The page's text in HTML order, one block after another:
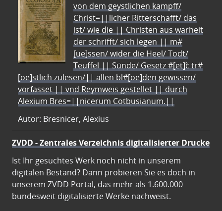
von dem geystlichen kampff/
Christ=||licher Ritterschafft/ das
ist/ wie die || Christen aus warheit
der schrifft/ sich legen || m#
[ue]ssen/ wider die Heel/ Todt/
Teuffel || Sünde/ Gesetz #[et]c̃ tr#
[oe]stlich zulesen/|| allen bl#[oe]den gewissen/
vorfasset || vnd Reymweis gestellet || durch
Alexium Bres=||nicerum Cotbusianum.||
Autor: Bresnicer, Alexius
ZVDD - Zentrales Verzeichnis digitalisierter Drucke
Ist Ihr gesuchtes Werk noch nicht in unserem
digitalen Bestand? Dann probieren Sie es doch in
unserem ZVDD Portal, das mehr als 1.600.000
bundesweit digitalisierte Werke nachweist.